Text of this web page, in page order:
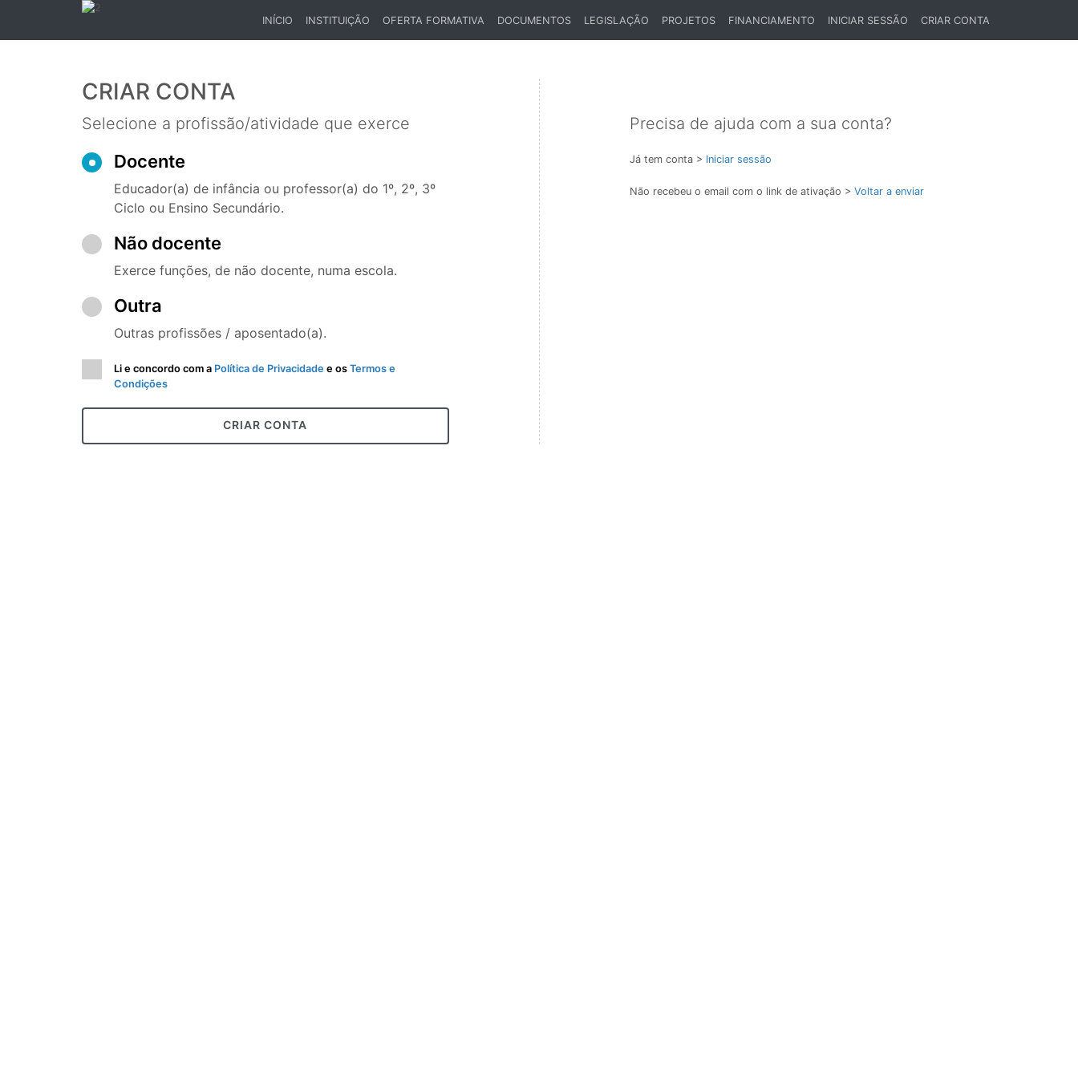
INÍCIO
INSTITUIÇÃO OFERTA FORMATIVA DOCUMENTOS LEGISLAÇÃO PROJETOS FINANCIAMENTO INICIAR SESSÃO CRIAR CONTA
CRIAR CONTA
Selecione a profissão/atividade que exerce
Docente
Educador(a) de infância ou professor(a) do 1º, 2º, 3º
Ciclo ou Ensino Secundário.
Não docente
Exerce funções, de não docente, numa escola.
Outra
Outras profissões / aposentado(a).
Li e concordo com a Política de Privacidade e os Termos e
Condições
CRIAR CONTA
Precisa de ajuda com a sua conta?
Já tem conta > Iniciar sessão
Não recebeu o email com o link de ativação > Voltar a enviar